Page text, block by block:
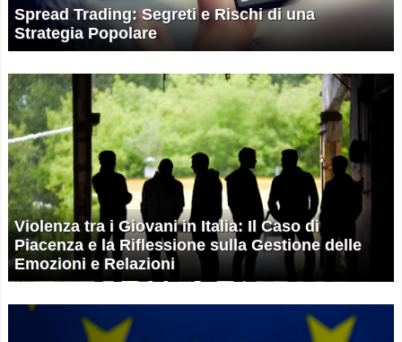
Spread Trading: Segreti e Rischi di una
Strategia Popolare
Violenza tra i Giovani in Italia: Il Caso di
Piacenza e la Riflessione sulla Gestione delle
Emozioni e Relazioni